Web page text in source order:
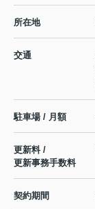
所在地
交通
駐車場 / 月額
更新料 /
更新事務手数料
契約期間